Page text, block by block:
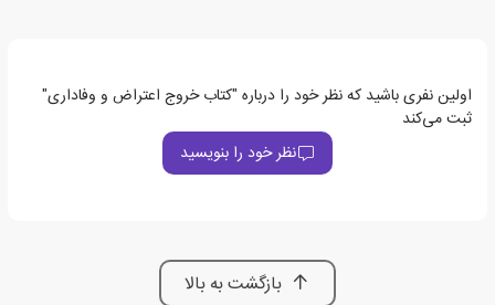
اولین نفری باشید که نظر خود را درباره "کتاب خروج اعتراض و وفاداری"
ثبت می‌کند
نظر خود را بنویسید
بازگشت به بالا